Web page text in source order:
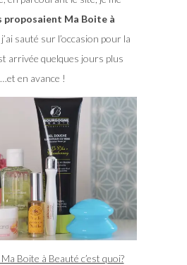
proposaient Ma Boite à
sauté sur l’occasion pour la
arrivée quelques jours plus
en avance !
Boite à Beauté c’est quoi?